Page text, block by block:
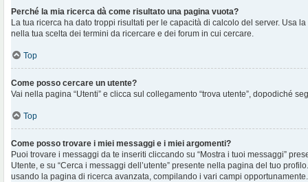
Perché la mia ricerca dà come risultato una pagina vuota?
La tua ricerca ha dato troppi risultati per le capacità di calcolo del server. Usa
nella tua scelta dei termini da ricercare e dei forum in cui cercare.
Top
Come posso cercare un utente?
Vai nella pagina “Utenti” e clicca sul collegamento “trova utente”, dopodiché
Top
Come posso trovare i miei messaggi e i miei argomenti?
Puoi trovare i messaggi da te inseriti cliccando su “Mostra i tuoi messaggi”
Utente, e su “Cerca i messaggi dell’utente” presente nella pagina del tuo
usando la pagina di ricerca avanzata, compilando i vari campi